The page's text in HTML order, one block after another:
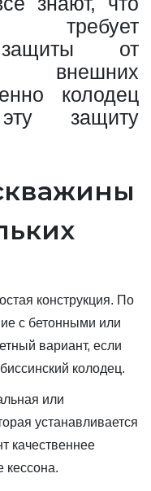
требует
защиты от
внешних
колодец
защиту
конструкция. По
с бетонными или
вариант, если
колодец.
или
устанавливается
качественнее
кессона.